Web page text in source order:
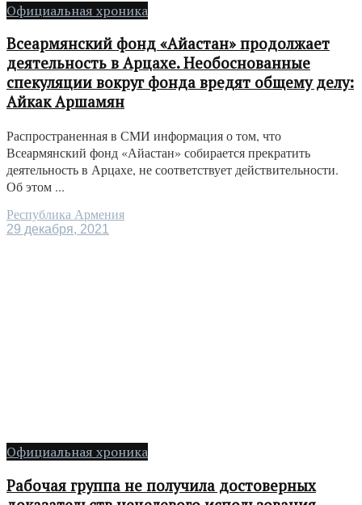
Официальная хроника
Всеармянский фонд «Айастан» продолжает
деятельность в Арцахе. Необоснованные
спекуляции вокруг фонда вредят общему делу:
Айкак Аршамян
Распространенная в СМИ информация о том, что
Всеармянский фонд «Айастан» собирается прекратить
деятельность в Арцахе, не соответствует действительности.
Об этом ...
Республика Армения
29 декабря, 2021
Официальная хроника
Рабочая группа не получила достоверных